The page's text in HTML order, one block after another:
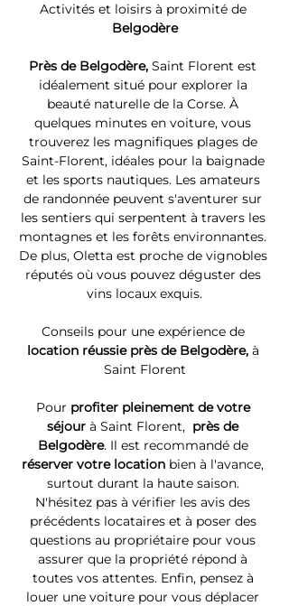
Activités et loisirs à proximité de
Belgodère
Près de Belgodère, Saint Florent est
idéalement situé pour explorer la
beauté naturelle de la Corse. À
quelques minutes en voiture, vous
trouverez les magnifiques plages de
Saint-Florent, idéales pour la baignade
et les sports nautiques. Les amateurs
de randonnée peuvent s'aventurer sur
les sentiers qui serpentent à travers les
montagnes et les forêts environnantes.
De plus, Oletta est proche de vignobles
réputés où vous pouvez déguster des
vins locaux exquis.
Conseils pour une expérience de
location réussie près de Belgodère, à
Saint Florent
Pour profiter pleinement de votre
séjour à Saint Florent, près de
Belgodère. Il est recommandé de
réserver votre location bien à l'avance,
surtout durant la haute saison.
N'hésitez pas à vérifier les avis des
précédents locataires et à poser des
questions au propriétaire pour vous
assurer que la propriété répond à
toutes vos attentes. Enfin, pensez à
louer une voiture pour vous déplacer